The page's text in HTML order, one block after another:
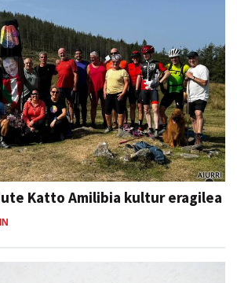
Katto Amilibia kultur eragilea